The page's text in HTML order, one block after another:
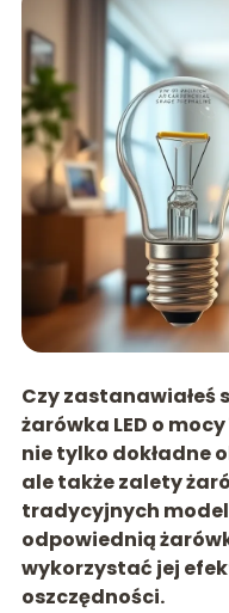
Czy zastanawiałeś
żarówka LED o
nie tylko dokładne
ale także zalety
tradycyjnych
odpowiednią
wykorzystać jej
oszczędności.